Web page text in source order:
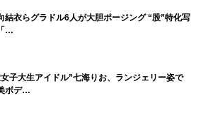
結衣らグラドル6人が大胆ポージング “股”特化写
…
子大生アイドル”七海りお、ランジェリー姿で
ボデ…